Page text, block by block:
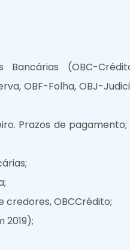
(OBC-
OBF-Folha, OBJ-
Prazos de pagamento;
credores, OBCCrédito;
2019);